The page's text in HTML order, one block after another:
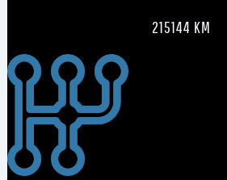
215144 KM